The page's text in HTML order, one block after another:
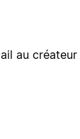
au créateur